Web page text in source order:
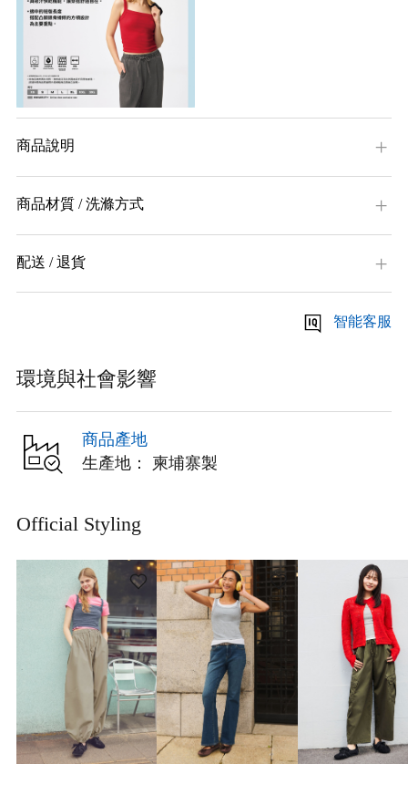
商品說明
商品材質 / 洗滌方式
配送 / 退貨
智能客服
環境與社會影響
商品產地
生產地： 柬埔寨製
Official Styling